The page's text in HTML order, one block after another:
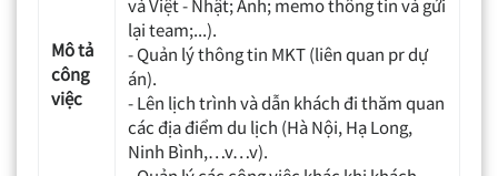
Mô tả
công
việc
và Việt - Nhật; Anh; memo thông tin và gửi
lại team;...).
- Quản lý thông tin MKT (liên quan pr dự
án).
- Lên lịch trình và dẫn khách đi thăm quan
các địa điểm du lịch (Hà Nội, Hạ Long,
Ninh Bình,…v…v).